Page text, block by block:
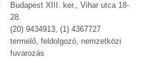
Budapest XIII. ker., Vihar utca 18-
28.
(20) 9434913, (1) 4367727
termelő, feldolgozó, nemzetközi
fuvarozás